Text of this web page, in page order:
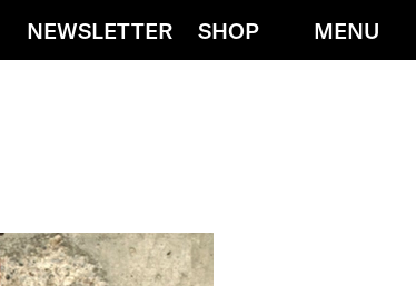
SucheNEWSLETTER SHOP MENU